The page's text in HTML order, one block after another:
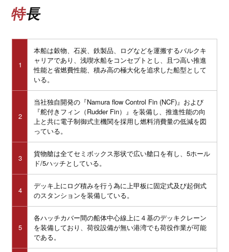
特長
1
本船は穀物、石炭、鉄製品、ログなどを運搬するバルクキ
ャリアであり、浅喫水船をコンセプトとし、且つ高い推進
性能と省燃費性能、積み高の極大化を追求した船型として
いる。
2
当社独自開発の『Namura flow Control Fin (NCF)』および
『舵付きフィン（Rudder Fin）』を装備し、推進性能の向
上と共に電子制御式主機関を採用し燃料消費量の低減を図
っている。
3
貨物艙は全てセミボックス形状で広い艙口を有し、5ホール
ド/5ハッチとしている。
4
デッキ上にログ積みを行う為に上甲板に固定式及び起倒式
のスタンションを装備している。
5
各ハッチカバー間の船体中心線上に４基のデッキクレーン
を装備しており、荷役設備が無い港湾でも荷役作業が可能
である。